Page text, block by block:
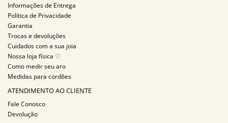
Informações de Entrega
Política de Privacidade
Garantia
Trocas e devoluções
Cuidados com a sua joia
Nossa loja física ♡
Como medir seu aro
Medidas para cordões
ATENDIMENTO AO CLIENTE
Fale Conosco
Devolução